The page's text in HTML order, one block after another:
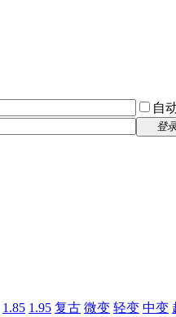
自
登
1.85 1.95 复古 微变 轻变 中变